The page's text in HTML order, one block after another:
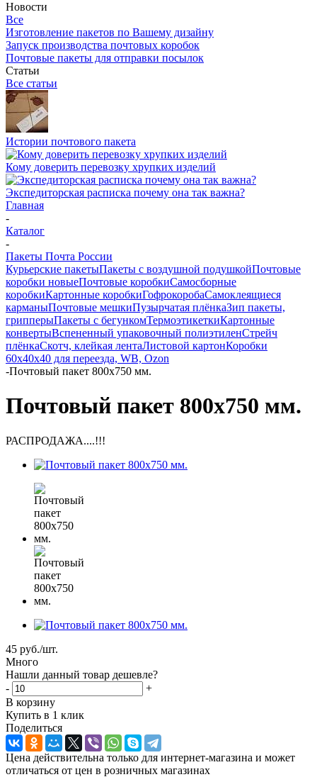
Новости
Все
Изготовление пакетов по Вашему дизайну
Запуск производства почтовых коробок
Почтовые пакеты для отправки посылок
Статьи
Все статьи
Истории почтового пакета
Кому доверить перевозку хрупких изделий
Экспедиторская расписка почему она так важна?
Главная
-
Каталог
-
Пакеты Почта России
Курьерские пакетыПакеты с воздушной подушкойПочтовые
коробки новыеПочтовые коробкиСамосборные
коробкиКартонные коробкиГофрокоробаСамоклеящиеся
карманыПочтовые мешкиПузырчатая плёнкаЗип пакеты,
грипперыПакеты с бегункомТермоэтикеткиКартонные
конвертыВспененный упаковочный полиэтиленСтрейч
плёнкаСкотч, клейкая лентаЛистовой картонКоробки
60х40х40 для переезда, WB, Ozon
-Почтовый пакет 800х750 мм.
Почтовый пакет 800х750 мм.
РАСПРОДАЖА....!!!
45 руб./шт.
Много
Нашли данный товар дешевле?
-
+
В корзину
Купить в 1 клик
Поделиться
Цена действительна только для интернет-магазина и может
отличаться от цен в розничных магазинах